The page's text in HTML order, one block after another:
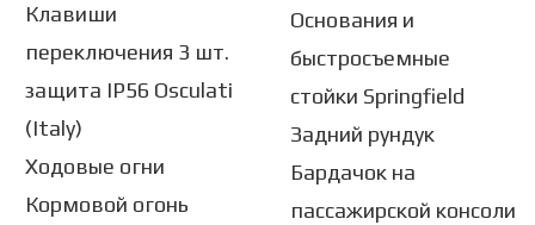
Клавиши
переключения 3 шт.
защита IP56 Osculati
(Italy)
Ходовые огни
Кормовой огонь
Основания и
быстросъемные
стойки Springfield
Задний рундук
Бардачок на
пассажирской консоли